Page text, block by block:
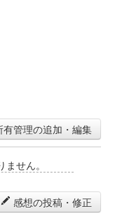
有管理の追加・編集
せん。
感想の投稿・修正